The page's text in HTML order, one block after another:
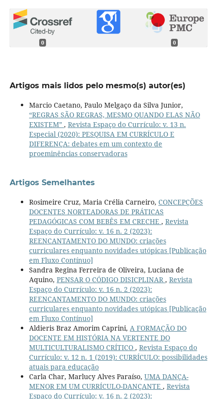
0 0
Artigos mais lidos pelo mesmo(s) autor(es)
Marcio Caetano, Paulo Melgaço da Silva Junior,
“REGRAS SÃO REGRAS, MESMO QUANDO ELAS NÃO
EXISTEM” , Revista Espaço do Currículo: v. 13 n.
Especial (2020): PESQUISA EM CURRÍCULO E
DIFERENÇA: debates em um contexto de
proeminências conservadoras
Artigos Semelhantes
Rosimeire Cruz, Maria Crélia Carneiro, CONCEPÇÕES
DOCENTES NORTEADORAS DE PRÁTICAS
PEDAGÓGICAS COM BEBÊS EM CRECHE , Revista
Espaço do Currículo: v. 16 n. 2 (2023):
REENCANTAMENTO DO MUNDO: criações
curriculares enquanto novidades utópicas [Publicação
em Fluxo Contínuo]
Sandra Regina Ferreira de Oliveira, Luciana de
Aquino, PENSAR O CÓDIGO DISICPLINAR, Revista
Espaço do Currículo: v. 16 n. 2 (2023):
REENCANTAMENTO DO MUNDO: criações
curriculares enquanto novidades utópicas [Publicação
em Fluxo Contínuo]
Aldieris Braz Amorim Caprini, A FORMAÇÃO DO
DOCENTE EM HISTÓRIA NA VERTENTE DO
MULTICULTURALISMO CRÍTICO , Revista Espaço do
Currículo: v. 12 n. 1 (2019): CURRÍCULO: possibilidades
atuais para educação
Carla Char, Marlucy Alves Paraíso, UMA DANÇA-
MENOR EM UM CURRÍCULO-DANÇANTE , Revista
Espaço do Currículo: v. 16 n. 2 (2023):